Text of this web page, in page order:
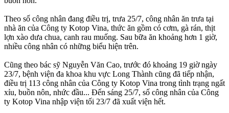
Theo số công nhân đang điều trị, trưa 25/7, công nhân ăn trưa tại
nhà ăn của Công ty Kotop Vina, thức ăn gồm có cơm, gà rán, thịt
lợn xào dưa chua, canh rau muống. Sau bữa ăn khoảng hơn 1 giờ,
nhiều công nhân có những biểu hiện trên.
Cũng theo bác sỹ Nguyễn Văn Cao, trước đó khoảng 19 giờ ngày
23/7, bệnh viện đa khoa khu vực Long Thành cũng đã tiếp nhận,
điều trị 113 công nhân của Công ty Kotop Vina trong tình trạng ngất
xỉu, buồn nôn, nhức đầu... Đến sáng 25/7, số công nhân của Công
ty Kotop Vina nhập viện tối 23/7 đã xuất viện hết.